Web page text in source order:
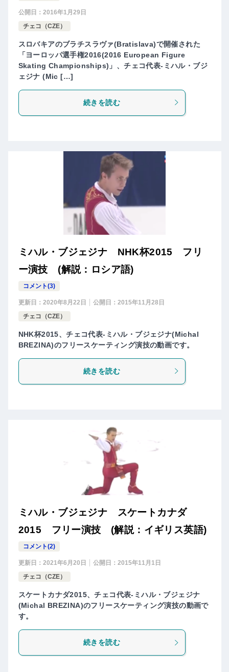
公開日： 2016年1月29日
チェコ（CZE）
スロバキアのブラチスラヴァ(Bratislava)で開催された
「ヨーロッパ選手権2016(2016 European Figure
Skating Championships)」、チェコ代表-ミハル・ブジ
ェジナ (Mic […]
続きを読む
ミハル・ブジェジナ NHK杯2015 フリ
ー演技 (解説：ロシア語)
コメント(3)
更新日： 2020年8月22日 公開日： 2015年11月28日
チェコ（CZE）
NHK杯2015、チェコ代表-ミハル・ブジェジナ(Michal
BREZINA)のフリースケーティング演技の動画です。
続きを読む
ミハル・ブジェジナ スケートカナダ
2015 フリー演技 (解説：イギリス英語)
コメント(2)
更新日： 2021年6月20日 公開日： 2015年11月1日
チェコ（CZE）
スケートカナダ2015、チェコ代表-ミハル・ブジェジナ
(Michal BREZINA)のフリースケーティング演技の動画で
す。
続きを読む